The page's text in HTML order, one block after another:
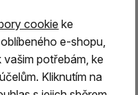
cookie ke
e-shopu,
potřebám, ke
Kliknutím na